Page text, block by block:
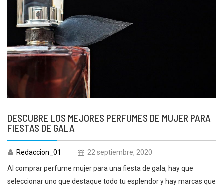
DESCUBRE LOS MEJORES PERFUMES DE MUJER PARA
FIESTAS DE GALA
Redaccion_01
22 septiembre, 2020
Al comprar perfume mujer para una fiesta de gala, hay que
seleccionar uno que destaque todo tu esplendor y hay marcas que